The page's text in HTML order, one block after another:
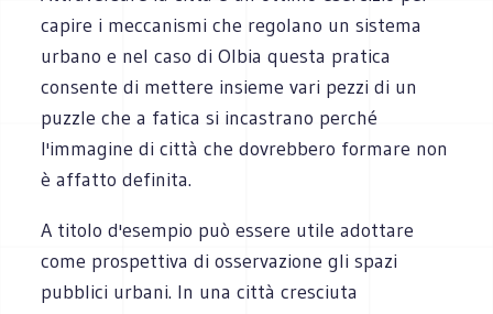
capire i meccanismi che regolano un sistema
urbano e nel caso di Olbia questa pratica
consente di mettere insieme vari pezzi di un
puzzle che a fatica si incastrano perché
l'immagine di città che dovrebbero formare non
è affatto definita.
A titolo d'esempio può essere utile adottare
come prospettiva di osservazione gli spazi
pubblici urbani. In una città cresciuta